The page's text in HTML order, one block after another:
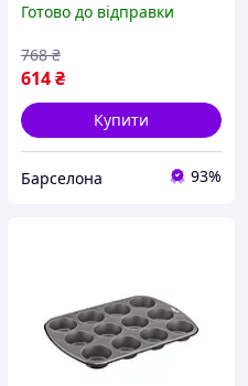
barca
Готово до відправки
614₴
768 ₴
Купити
Барселона 93%